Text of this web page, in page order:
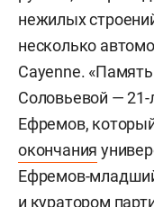
нежилых
несколько
Cayenne.
Соловьевой —
Ефремов,
окончания
Ефремов-
и куратором